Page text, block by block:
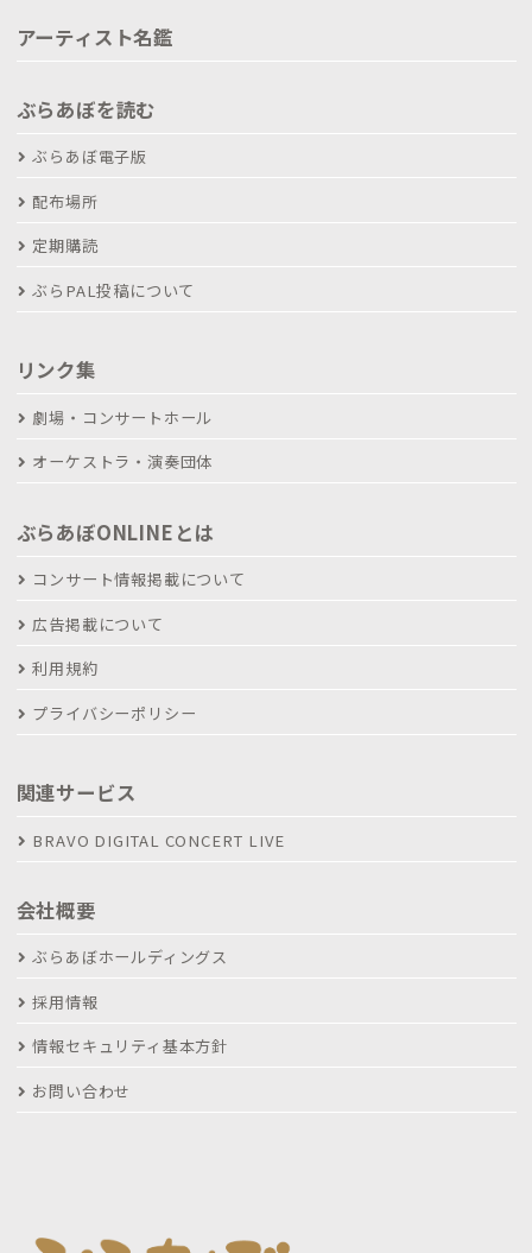
アーティスト名鑑
ぶらあぼを読む
ぶらあぼ電子版
配布場所
定期購読
ぶらPAL投稿について
リンク集
劇場・コンサートホール
オーケストラ・演奏団体
ぶらあぼONLINEとは
コンサート情報掲載について
広告掲載について
利用規約
プライバシーポリシー
関連サービス
BRAVO DIGITAL CONCERT LIVE
会社概要
ぶらあぼホールディングス
採用情報
情報セキュリティ基本方針
お問い合わせ